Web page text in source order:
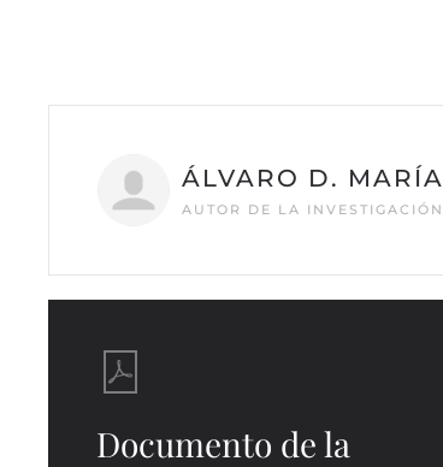
ÁLVARO D. MARÍA
AUTOR DE LA INVESTIGACIÓN
Documento de la